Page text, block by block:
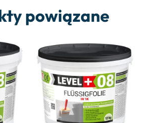
powiązane